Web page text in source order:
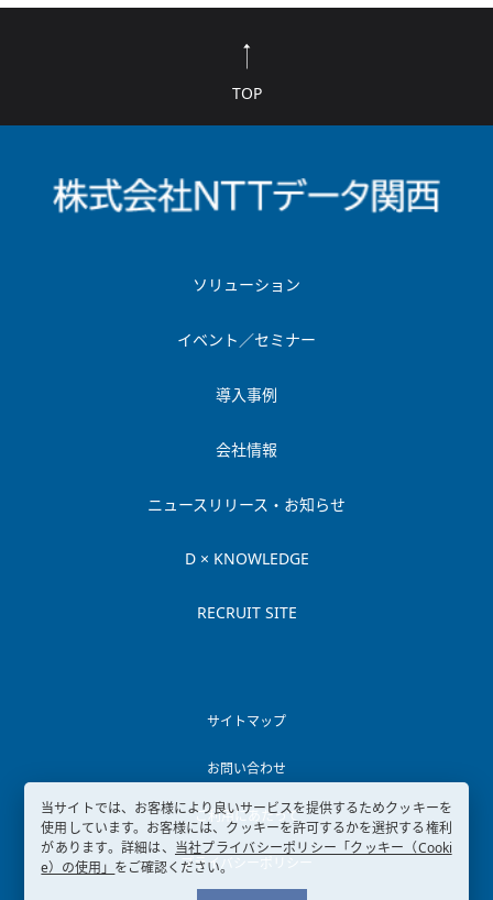
TOP
ソリューション
イベント／セミナー
導入事例
会社情報
ニュースリリース・お知らせ
D × KNOWLEDGE
RECRUIT SITE
サイトマップ
お問い合わせ
ご利用にあたって
プライバシーポリシー
当サイトでは、お客様により良いサービスを提供するためクッキーを
使用しています。お客様には、クッキーを許可するかを選択する権利
があります。詳細は、 当社プライバシーポリシー「クッキー（Cooki
e）の使用」 をご確認ください。